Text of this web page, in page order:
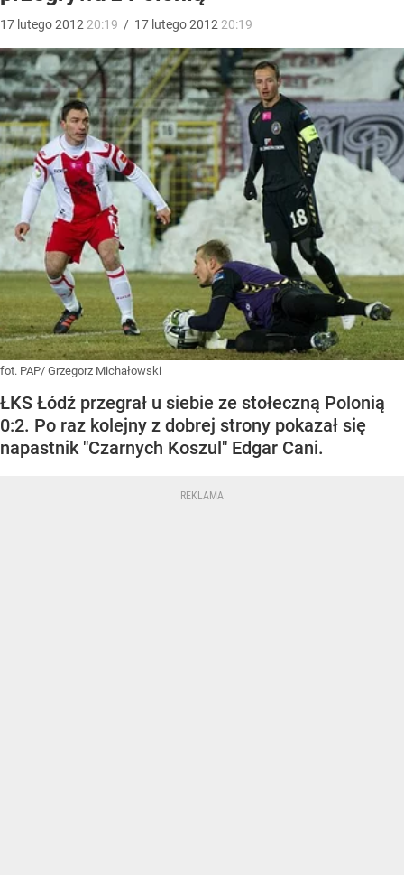
17 lutego2012 20:19 / 17 lutego2012 20:19
fot. PAP/ Grzegorz Michałowski
ŁKS Łódź przegrał u siebie ze stołeczną Polonią
0:2. Po raz kolejny z dobrej strony pokazał się
napastnik "Czarnych Koszul" Edgar Cani.